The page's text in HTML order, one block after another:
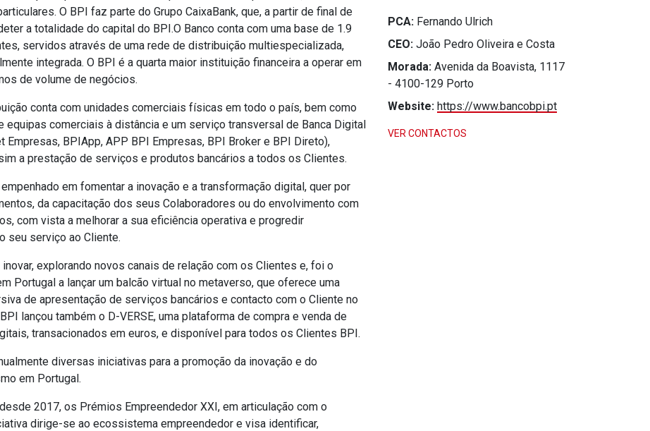
O BPI faz parte do Grupo CaixaBank, que, a partir de final de
a totalidade do capital do BPI.O Banco conta com uma base de 1.9
servidos através de uma rede de distribuição multiespecializada,
integrada. O BPI é a quarta maior instituição financeira a operar em
de volume de negócios.
conta com unidades comerciais físicas em todo o país, bem como
equipas comerciais à distância e um serviço transversal de Banca Digital
Empresas, BPIApp, APP BPI Empresas, BPI Broker e BPI Direto),
a prestação de serviços e produtos bancários a todos os Clientes.
em fomentar a inovação e a transformação digital, quer por
da capacitação dos seus Colaboradores ou do envolvimento com
com vista a melhorar a sua eficiência operativa e progredir
seu serviço ao Cliente.
inovar, explorando novos canais de relação com os Clientes e, foi o
Portugal a lançar um balcão virtual no metaverso, que oferece uma
de apresentação de serviços bancários e contacto com o Cliente no
lançou também o D-VERSE, uma plataforma de compra e venda de
transacionados em euros, e disponível para todos os Clientes BPI.
diversas iniciativas para a promoção da inovação e do
em Portugal.
2017, os Prémios Empreendedor XXI, em articulação com o
dirige-se ao ecossistema empreendedor e visa identificar,
PCA: Fernando Ulrich
CEO: João Pedro Oliveira e Costa
Morada: Avenida da Boavista, 1117
- 4100-129 Porto
Website: https://www.bancobpi.pt
VER CONTACTOS